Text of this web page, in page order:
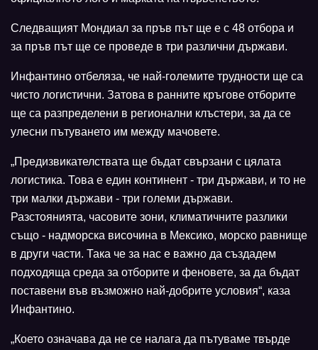
Следващият Мондиал за пръв път ще е с 48 отбора и
за пръв път ще се проведе в три различни държави.
Инфантино отбеляза, че най-големите трудности ще са
чисто логистични. Затова в ранните кръгове отборите
ще са разпределени в регионални клъстери, за да се
улесни пътуването им между мачовете.
„Предизвикателствата ще бъдат свързани с цялата
логистика. Това е един континент - три държави, и то не
три малки държави - три големи държави.
Разстоянията, часовите зони, климатичните разлики
също - надморска височина в Мексико, морско равнище
в други части. Така че за нас е важно да създадем
подходяща среда за отборите и феновете, за да бъдат
поставени във възможно най-добрите условия“, каза
Инфантино.
„Което означава да не се налага да пътуваме твърде